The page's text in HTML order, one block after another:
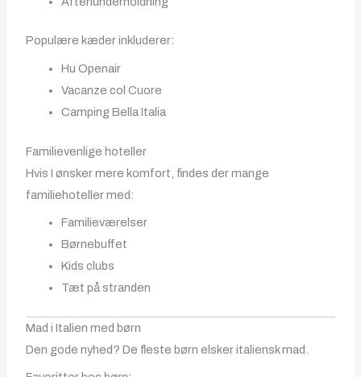
Populære kæder inkluderer:
Hu Openair
Vacanze col Cuore
Camping Bella Italia
Familievenlige hoteller
Hvis I ønsker mere komfort, findes der mange
familiehoteller med:
Familieværelser
Børnebuffet
Kids clubs
Tæt på stranden
Mad i Italien med børn
Den gode nyhed? De fleste børn elsker italiensk mad.